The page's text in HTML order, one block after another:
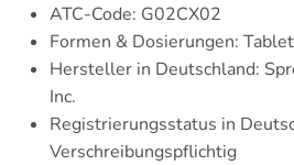
ATC-Code: G02CX02
Formen & Dosierungen:
Hersteller in Deutschland:
Inc.
Registrierungsstatus in
Verschreibungspflichtig